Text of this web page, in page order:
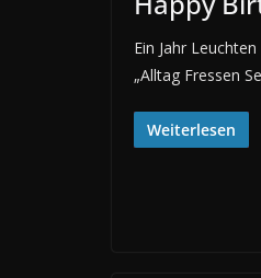
Ein Jahr
„Alltag Fressen
Weiterlesen